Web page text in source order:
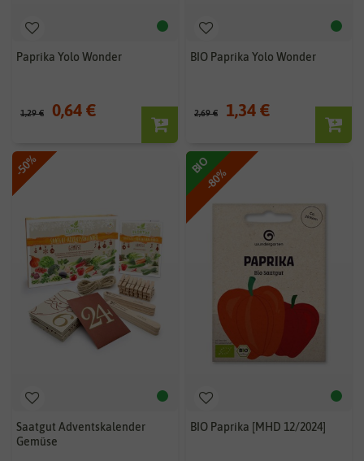
Paprika Yolo Wonder
1,29 € 0,64 €
BIO Paprika Yolo Wonder
2,69 € 1,34 €
-50%
Saatgut Adventskalender
Gemüse
-80%
BIO
BIO Paprika [MHD 12/2024]